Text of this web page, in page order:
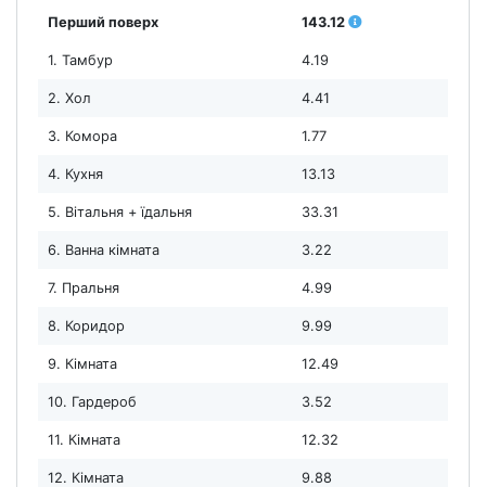
Перший поверх 143.12
1. Тамбур 4.19
2. Хол 4.41
3. Комора 1.77
4. Кухня 13.13
5. Вітальня + їдальня 33.31
6. Ванна кімната 3.22
7. Пральня 4.99
8. Коридор 9.99
9. Кімната 12.49
10. Гардероб 3.52
11. Кімната 12.32
12. Кімната 9.88